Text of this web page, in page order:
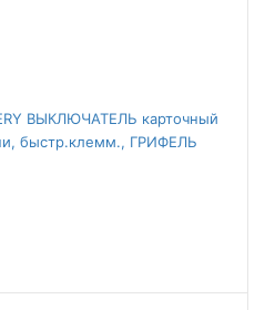
ВЫКЛЮЧАТЕЛЬ карточный
быстр.клемм., ГРИФЕЛЬ